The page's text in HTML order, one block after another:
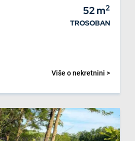
52m2
TROSOBAN
Više o nekretnini >